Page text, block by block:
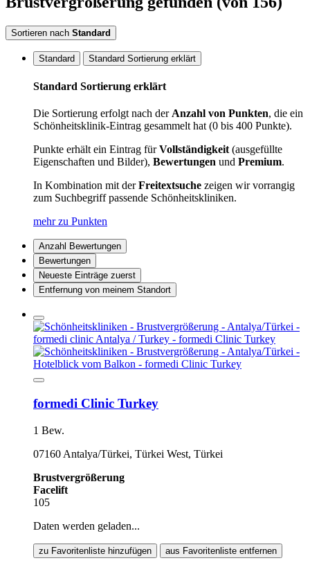
Sortieren nach Standard
Standard Standard Sortierung erklärt
Standard Sortierung erklärt
Die Sortierung erfolgt nach derAnzahl von Punkten, die ein
Schönheitsklinik-Eintrag gesammelt hat (0 bis 400 Punkte).
Punkte erhält ein Eintrag fürVollständigkeit(ausgefüllte
Eigenschaften und Bilder), Bewertungen und Premium.
In Kombination mit derFreitextsuche zeigen wir vorrangig
zum Suchbegriff passende Schönheitskliniken.
mehr zu Punkten
Anzahl Bewertungen
Bewertungen
Neueste Einträge zuerst
Entfernung von meinem Standort
formedi Clinic Turkey
1 Bew.
07160 Antalya/Türkei, Türkei West, Türkei
Brustvergrößerung
Facelift
105
Daten werden geladen...
zu Favoritenliste hinzufügen aus Favoritenliste entfernen